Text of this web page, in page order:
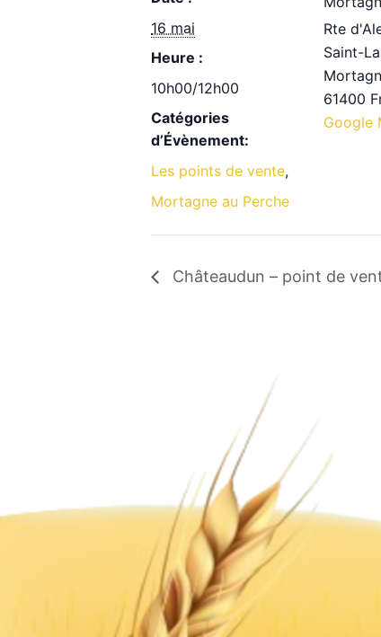
16 mai
Heure :
10h00/12h00
Catégories
d’Évènement:
Les points de vente,
Mortagne au Perche
Rte
Saint-
61400
Google
Châteaudun – point de